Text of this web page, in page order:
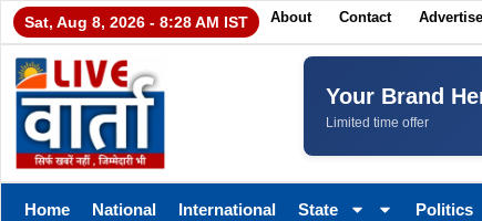
Sat, Aug 8, 2026 - 8:28 AM IST About Contact Advertise
Your Brand
Limited time offer
Home National International State Politics